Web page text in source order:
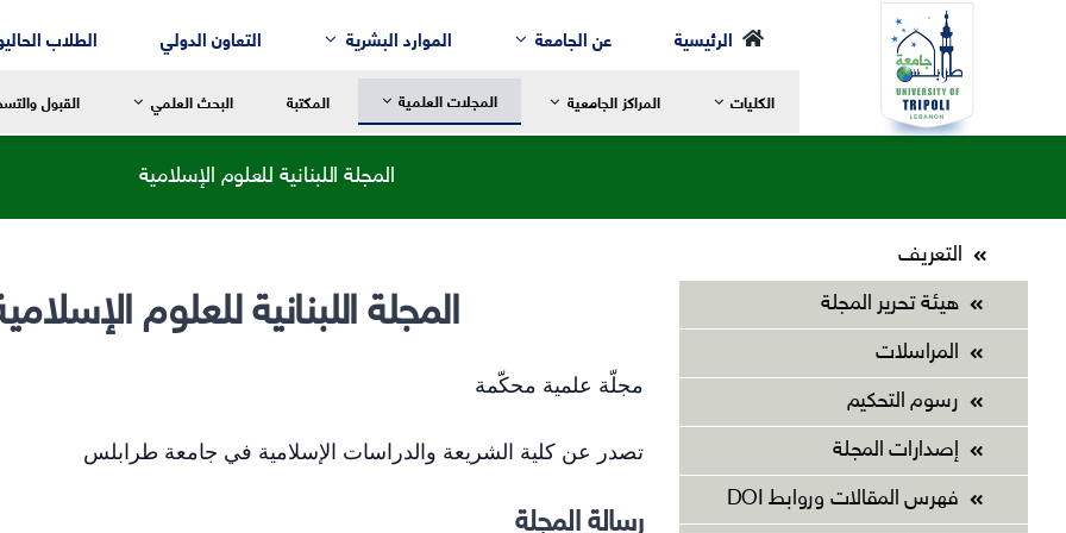
الرئيسية عن الجامعة الموارد البشرية التعاون الدولي الطلاب
الكليات
مرحلة الإجازة
مرحلة الدكتوراه
الهيكل التنظيمي لكلية الشريعة
رسالة العميد
اللغة العربية وآدابها
علم النفس
الفلسفة
رسالة العميد
قسم إدارة الأعمال
رسالة
التربية
المراكز الجامعية المجلات العلمية المكتبة البحث العلمي القبول
المجلة اللبنانية للعلوم الإسلامية
التعريف
هيئة تحرير المجلة
المراسلات
رسوم التحكيم
إصدارات المجلة
فهرس المقالات وروابط DOI
المجلة اللبنانية للعلوم
مجلّة علمية محكّمة
تصدر عن كلية الشريعة والدراسات الإسلامية في جامعة طرابلس
رسالة المجلة